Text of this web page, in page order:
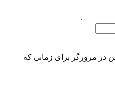
در مرورگر برای زمانی که